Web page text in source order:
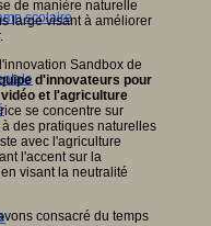
scolaire
de manière naturelle
large visant à améliorer
Sandbox de
d'innovateurs pour
et l'agriculture
se concentre sur
des pratiques naturelles
avec l'agriculture
l'accent sur la
visant la neutralité
consacré du temps